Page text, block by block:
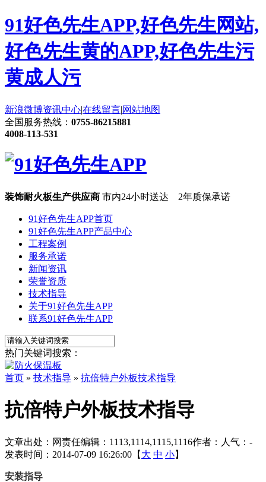
91好色先生APP,好色先生网站,
好色先生黄的APP,好色先生污
黄成人污
新浪微博资讯中心|在线留言|网站地图
全国服务热线： 0755-86215881
4008-113-531
装饰耐火板生产供应商 市内24小时送达 2年质保承诺
91好色先生APP首页
91好色先生APP产品中心
工程案例
服务承诺
新闻资讯
荣誉资质
技术指导
关于91好色先生APP
联系91好色先生APP
热门关键词搜索：
首页 » 技术指导 » 抗倍特户外板技术指导
抗倍特户外板技术指导
文章出处： 网责任编辑：1113,1114,1115,1116作者： 人气： -
发表时间：2014-07-09 16:26:00【 大 中 小】
安装指导